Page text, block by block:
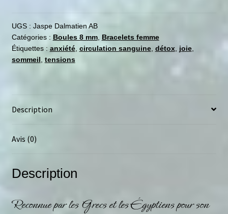
UGS : Jaspe Dalmatien AB
Catégories : Boules 8 mm, Bracelets femme
Étiquettes : anxiété, circulation sanguine, détox, joie,
sommeil tensions
Description
Avis (0)
Description
Reconnue par les Grecs et les Égyptiens pour son